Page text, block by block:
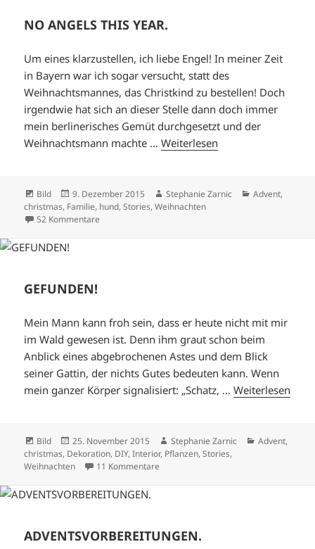
NO ANGELS THIS YEAR.
Um eines klarzustellen, ich liebe Engel! In meiner Zeit
in Bayern war ich sogar versucht, statt des
Weihnachtsmannes, das Christkind zu bestellen! Doch
irgendwie hat sich an dieser Stelle dann doch immer
mein berlinerisches Gemüt durchgesetzt und der
Weihnachtsmann machte …Weiterlesen
Format
Bild
Veröffentlicht
am
9. Dezember 2015 Autor
Stephanie Zarnic Kategorien
Advent,
christmas, Familie, hund,Stories,Weihnachten
52 Kommentare
GEFUNDEN!
Mein Mann kann froh sein, dass er heute nicht mit mir
im Wald gewesen ist. Denn ihm graut schon beim
Anblick eines abgebrochenen Astes und dem Blick
seiner Gattin, der nichts Gutes bedeuten kann. Wenn
mein ganzer Körper signalisiert: „Schatz, …Weiterlesen
Format
Bild
Veröffentlicht
am
25. November 2015 Autor
Stephanie Zarnic Kategorien
Advent,
christmas, Dekoration, DIY,Interior, Pflanzen,Stories,
Weihnachten
11 Kommentare
ADVENTSVORBEREITUNGEN.